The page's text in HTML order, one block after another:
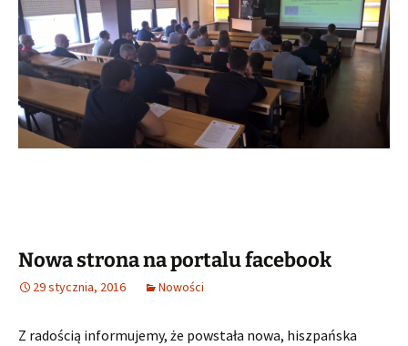
Nowa strona na portalu facebook
29 stycznia, 2016 Nowości
Z radością informujemy, że powstała nowa, hiszpańska